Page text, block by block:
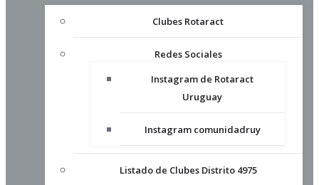
Clubes Rotaract
Redes Sociales
Instagram de Rotaract
Uruguay
Instagram comunidadruy
Listado de Clubes Distrito 4975